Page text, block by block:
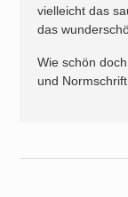
vielleicht das
das
Wie schön
und